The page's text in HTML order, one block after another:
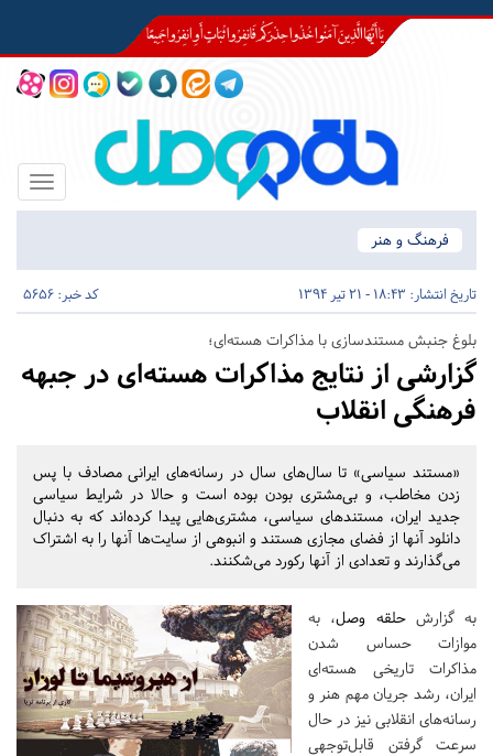
Toggle
فرهنگ و هنر
تاریخ انتشار: 18:43 - 21 تیر 1394 کد خبر: 5656
بلوغ جنبش مستندسازی با مذاکرات هسته‌ای؛
گزارشی از نتایج مذاکرات هسته‌ای در جبهه
فرهنگی انقلاب
«مستند سیاسی» تا سال‌های سال در رسانه‌های ایرانی مصادف با پس
زدن مخاطب، و بی‌مشتری بودن بوده است و حالا در شرایط سیاسی
جدید ایران، مستندهای سیاسی، مشتری‌هایی پیدا کرده‌اند که به دنبال
دانلود آنها از فضای مجازی هستند و انبوهی از سایت‌ها آنها را به اشتراک
می‌گذارند و تعدادی از آنها رکورد می‌شکنند.
به گزارشحلقه وصل، به
موازات حساس شدن
مذاکرات تاریخی هسته‌ای
ایران، رشد جریان مهم هنر و
رسانه‌های انقلابی نیز در حال
سرعت گرفتن قابل‌توجهی